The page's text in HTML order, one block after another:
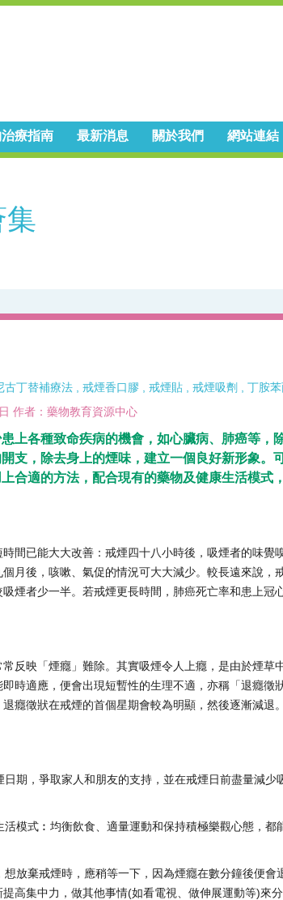
療指南 最新消息 關於我們 網站連結
集
古丁替補療法, 戒煙香口膠, 戒煙貼, 戒煙吸劑 丁胺苯
作者：藥物教育資源中心
上各種致命疾病的機會，如心臟病、肺癌等，
支，除去身上的煙味，建立一個良好新形象。
合適的方法，配合現有的藥物及健康生活模式
間已能大大改善：戒煙四十八小時後，吸煙者的味
月後，咳嗽、氣促的情況可大大減少。較長遠來說，
煙者少一半。若戒煙更長時間，肺癌死亡率和患上冠
反映「煙癮」難除。其實吸煙令人上癮，是由於煙草
時適應，便會出現短暫性的生理不適，亦稱「退癮
癮徵狀在戒煙的首個星期會較為明顯，然後逐漸減退。
日期，爭取家人和朋友的支持，並在戒煙日前盡量減少
活模式︰均衡飲食、適量運動和保持積極樂觀心態，都
想放棄戒煙時，應稍等一下，因為煙癮在數分鐘後便
高集中力，做其他事情(如看電視、做伸展運動等)來